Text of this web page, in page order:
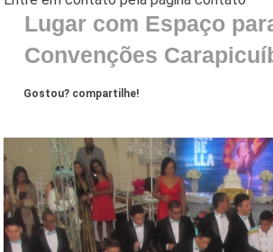
Lugar com Espaço
Convenções
Gostou? compartilhe!